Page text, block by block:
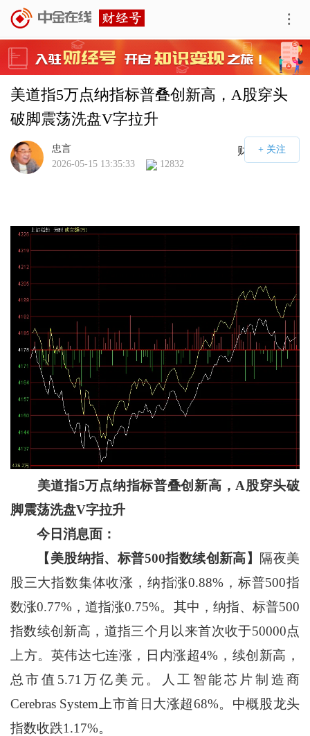
美道指5万点纳指标普叠创新高，A股穿头
破脚震荡洗盘V字拉升
财经号APP
忠言
2026-05-15 13:35:33
12832
美道指5万点纳指标普叠创新高，A股穿头破
脚震荡洗盘V字拉升
今日消息面：
【美股纳指、标普500指数续创新高】 隔夜美
股三大指数集体收涨，纳指涨0.88%，标普500指
数涨0.77%，道指涨0.75%。其中，纳指、标普500
指数续创新高，道指三个月以来首次收于50000点
上方。英伟达七连涨，日内涨超4%，续创新高，
总市值5.71万亿美元。人工智能芯片制造商
Cerebras System上市首日大涨超68%。中概股龙头
指数收跌1.17%。